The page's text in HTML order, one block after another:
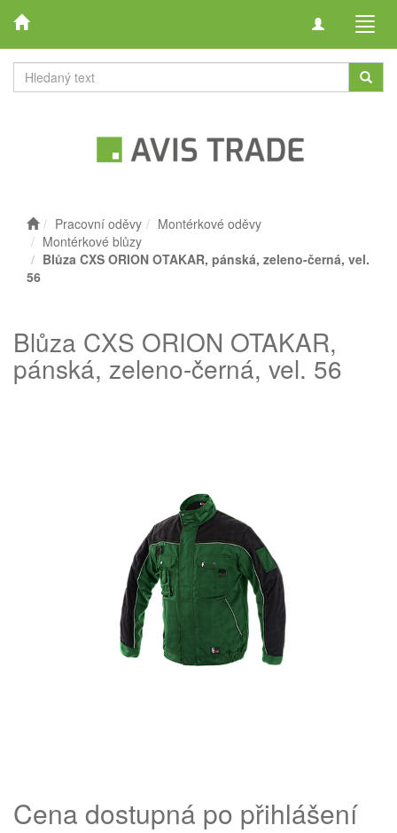
Toggle
Pracovní oděvy
Montérkové oděvy
Montérkové blůzy
Blůza CXS ORION OTAKAR, pánská, zeleno-černá, vel.
56
Blůza CXS ORION OTAKAR,
pánská, zeleno-černá, vel. 56
Cena dostupná po přihlášení